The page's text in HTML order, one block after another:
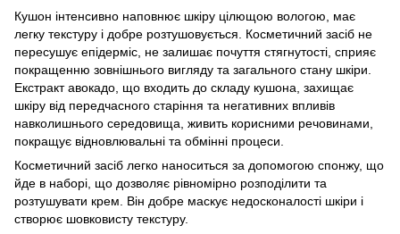
Кушон інтенсивно наповнює шкіру цілющою вологою, має
легку текстуру і добре розтушовується. Косметичний засіб не
пересушує епідерміс, не залишає почуття стягнутості, сприяє
покращенню зовнішнього вигляду та загального стану шкіри.
Екстракт авокадо, що входить до складу кушона, захищає
шкіру від передчасного старіння та негативних впливів
навколишнього середовища, живить корисними речовинами,
покращує відновлювальні та обмінні процеси.
Косметичний засіб легко наноситься за допомогою спонжу, що
йде в наборі, що дозволяє рівномірно розподілити та
розтушувати крем. Він добре маскує недосконалості шкіри і
створює шовковисту текстуру.